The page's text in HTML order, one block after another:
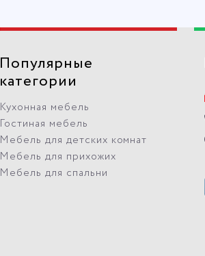
Популярные
категории
Кухонная мебель
Гостиная мебель
Мебель для детских комнат
Мебель для прихожих
Мебель для спальни